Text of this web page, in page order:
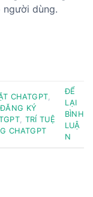
người dùng.
CHATGPT,
ĐĂNG KÝ
, TRÍ TUỆ
CHATGPT
ĐỂ
LẠI
BÌNH
LUẬ
N